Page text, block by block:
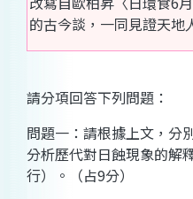
的古今談，一同見證天地
請分項回答下列問題：
問題一：請根據上文，分
分析歷代對日蝕現象的解
行）。（占9分）